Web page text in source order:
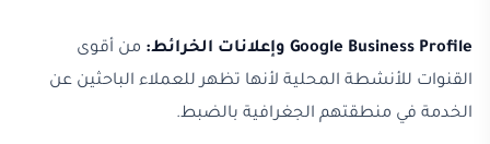
Google Business Profile وإعلانات الخرائط:
من أقوى
القنوات للأنشطة المحلية لأنها تظهر للعملاء الباحثين عن
الخدمة في منطقتهم الجغرافية بالضبط.